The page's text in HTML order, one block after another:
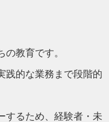
教育です。
践的な業務まで段階的
するため、経験者・未